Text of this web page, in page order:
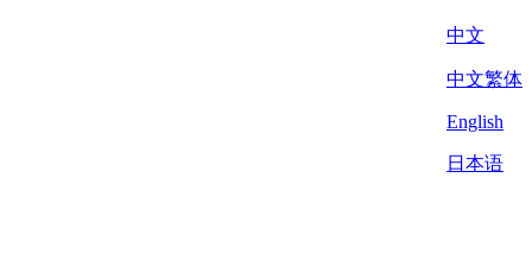
中文
中文繁体
English
日本语